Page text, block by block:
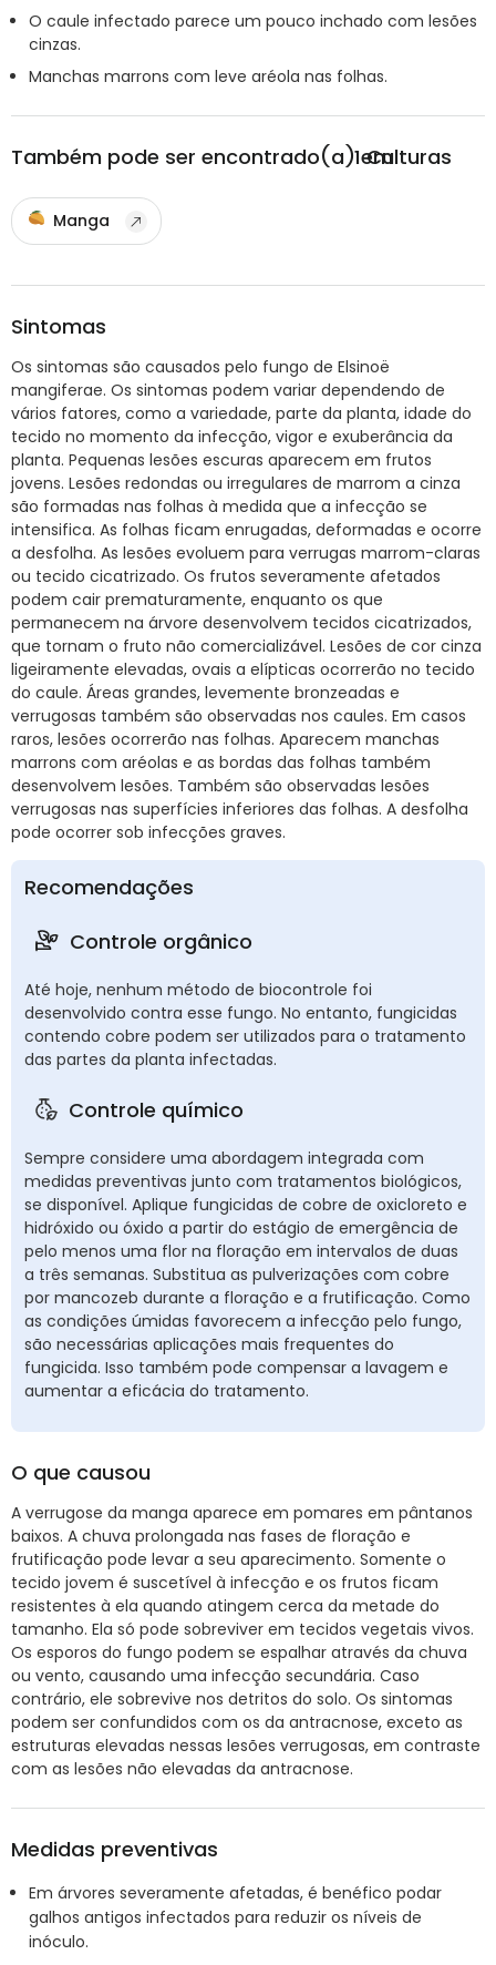
O caule infectado parece um pouco inchado com lesões
cinzas.
Manchas marrons com leve aréola nas folhas.
Também pode ser encontrado(a) em
1Culturas
Manga
Sintomas
Os sintomas são causados pelo fungo de Elsinoë
mangiferae. Os sintomas podem variar dependendo de
vários fatores, como a variedade, parte da planta, idade do
tecido no momento da infecção, vigor e exuberância da
planta. Pequenas lesões escuras aparecem em frutos
jovens. Lesões redondas ou irregulares de marrom a cinza
são formadas nas folhas à medida que a infecção se
intensifica. As folhas ficam enrugadas, deformadas e ocorre
a desfolha. As lesões evoluem para verrugas marrom-claras
ou tecido cicatrizado. Os frutos severamente afetados
podem cair prematuramente, enquanto os que
permanecem na árvore desenvolvem tecidos cicatrizados,
que tornam o fruto não comercializável. Lesões de cor cinza
ligeiramente elevadas, ovais a elípticas ocorrerão no tecido
do caule. Áreas grandes, levemente bronzeadas e
verrugosas também são observadas nos caules. Em casos
raros, lesões ocorrerão nas folhas. Aparecem manchas
marrons com aréolas e as bordas das folhas também
desenvolvem lesões. Também são observadas lesões
verrugosas nas superfícies inferiores das folhas. A desfolha
pode ocorrer sob infecções graves.
Recomendações
Controle orgânico
Até hoje, nenhum método de biocontrole foi
desenvolvido contra esse fungo. No entanto, fungicidas
contendo cobre podem ser utilizados para o tratamento
das partes da planta infectadas.
Controle químico
Sempre considere uma abordagem integrada com
medidas preventivas junto com tratamentos biológicos,
se disponível. Aplique fungicidas de cobre de oxicloreto e
hidróxido ou óxido a partir do estágio de emergência de
pelo menos uma flor na floração em intervalos de duas
a três semanas. Substitua as pulverizações com cobre
por mancozeb durante a floração e a frutificação. Como
as condições úmidas favorecem a infecção pelo fungo,
são necessárias aplicações mais frequentes do
fungicida. Isso também pode compensar a lavagem e
aumentar a eficácia do tratamento.
O que causou
A verrugose da manga aparece em pomares em pântanos
baixos. A chuva prolongada nas fases de floração e
frutificação pode levar a seu aparecimento. Somente o
tecido jovem é suscetível à infecção e os frutos ficam
resistentes à ela quando atingem cerca da metade do
tamanho. Ela só pode sobreviver em tecidos vegetais vivos.
Os esporos do fungo podem se espalhar através da chuva
ou vento, causando uma infecção secundária. Caso
contrário, ele sobrevive nos detritos do solo. Os sintomas
podem ser confundidos com os da antracnose, exceto as
estruturas elevadas nessas lesões verrugosas, em contraste
com as lesões não elevadas da antracnose.
Medidas preventivas
Em árvores severamente afetadas, é benéfico podar
galhos antigos infectados para reduzir os níveis de
inóculo.